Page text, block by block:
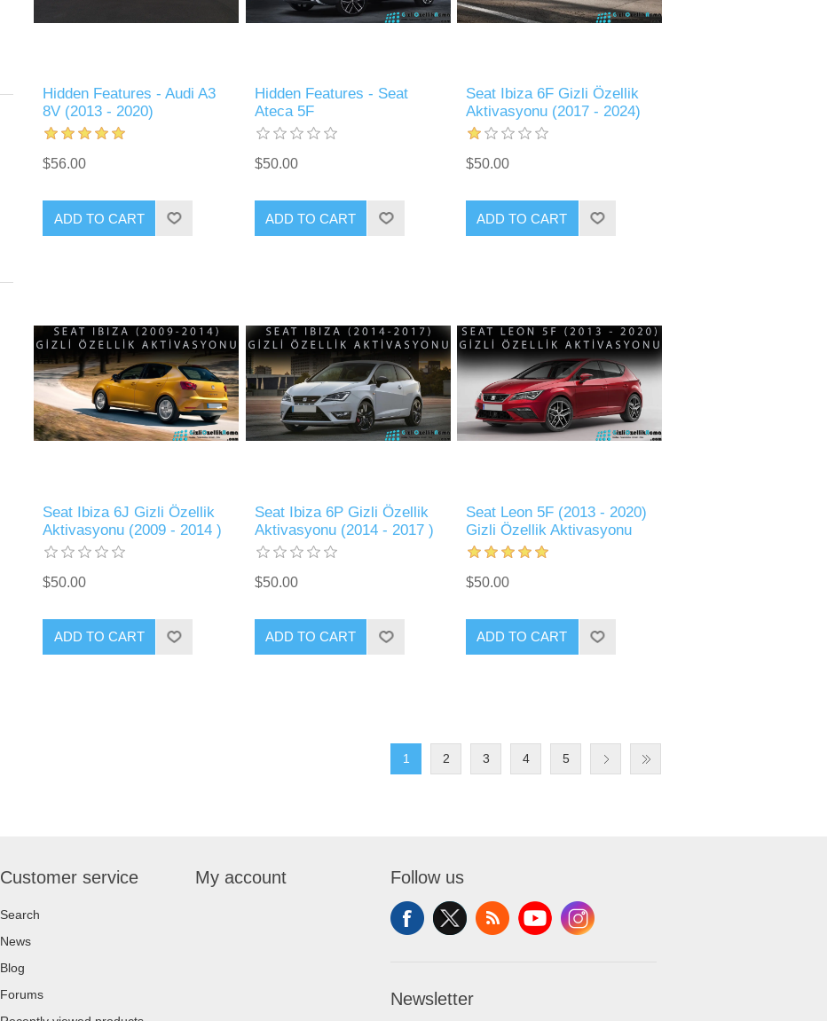
Hidden Features - Audi A3
8V (2013 - 2020)
$56.00
ADD TO CART
Hidden Features - Seat
Ateca 5F
$50.00
ADD TO CART
Seat Ibiza 6F Gizli Özellik
Aktivasyonu (2017 - 2024)
$50.00
ADD TO CART
Seat Ibiza 6J Gizli Özellik
Aktivasyonu (2009 - 2014 )
$50.00
ADD TO CART
Seat Ibiza 6P Gizli Özellik
Aktivasyonu (2014 - 2017 )
$50.00
ADD TO CART
Seat Leon 5F (2013 - 2020)
Gizli Özellik Aktivasyonu
$50.00
ADD TO CART
1 2 3 4 5
Customer service
Search
News
Blog
Forums
My account Follow us
Newsletter